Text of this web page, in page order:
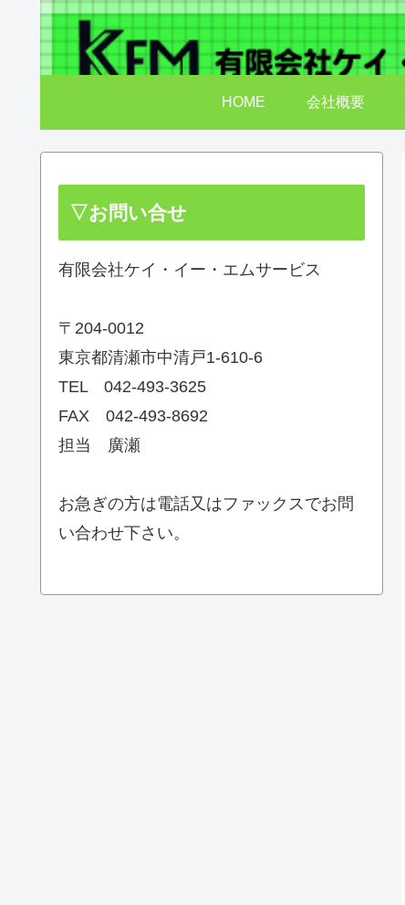
HOME 会社概要
▽お問い合せ
有限会社ケイ・イー・エムサービス
〒204‐0012
東京都清瀬市中清戸1‐610‐6
TEL 042‐493‐3625
FAX 042‐493‐8692
担当 廣瀬
お急ぎの方は電話又はファックスでお問
い合わせ下さい。